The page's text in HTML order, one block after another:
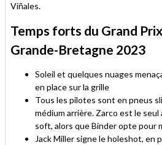
Viñales.
Temps forts du Grand
Grande-Bretagne 2023
Soleil et quelques nuages
en place sur la grille
Tous les pilotes sont en pneus
médium arrière. Zarco est le
soft, alors que Binder opte pour
Jack Miller signe le holeshot, en